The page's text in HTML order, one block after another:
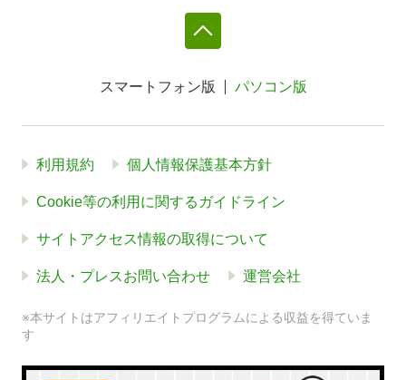
スマートフォン版 パソコン版
利用規約 個人情報保護基本方針
Cookie等の利用に関するガイドライン
サイトアクセス情報の取得について
法人・プレスお問い合わせ 運営会社
※本サイトはアフィリエイトプログラムによる収益を得ていま
す